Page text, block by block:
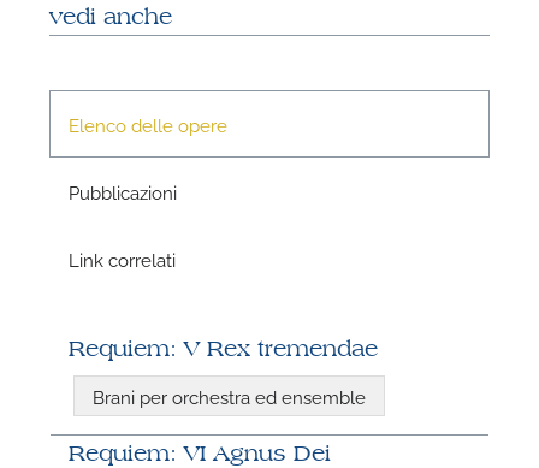
vedi anche
Elenco delle opere
Pubblicazioni
Link correlati
Requiem: V Rex tremendae
Brani per orchestra ed ensemble
Requiem: VI Agnus Dei